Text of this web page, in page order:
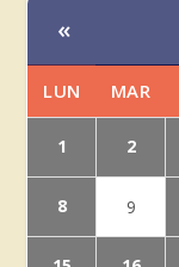
«
LUN MAR
1 2
8 9